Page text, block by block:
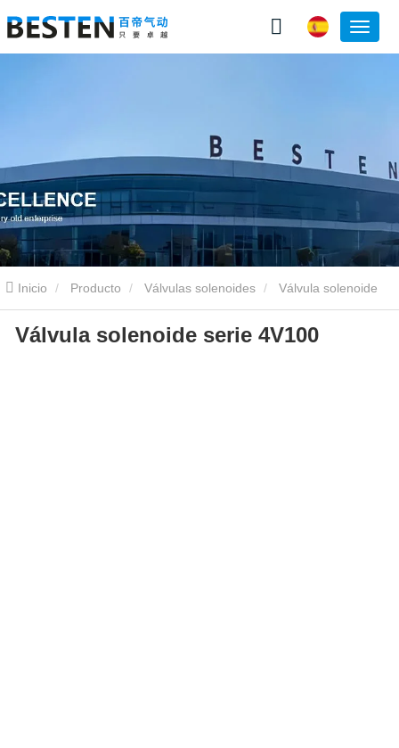
Inicio Producto Válvulas solenoides Válvula solenoide
de 4V Válvula solenoide serie 4V100
Válvula solenoide serie 4V100